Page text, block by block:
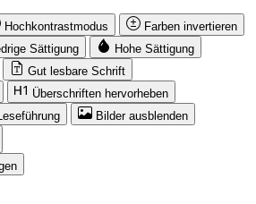
Hochkontrastmodus
Farben invertieren
Sättigung
Hohe Sättigung
Gut lesbare Schrift
Überschriften hervorheben
Bilder ausblenden